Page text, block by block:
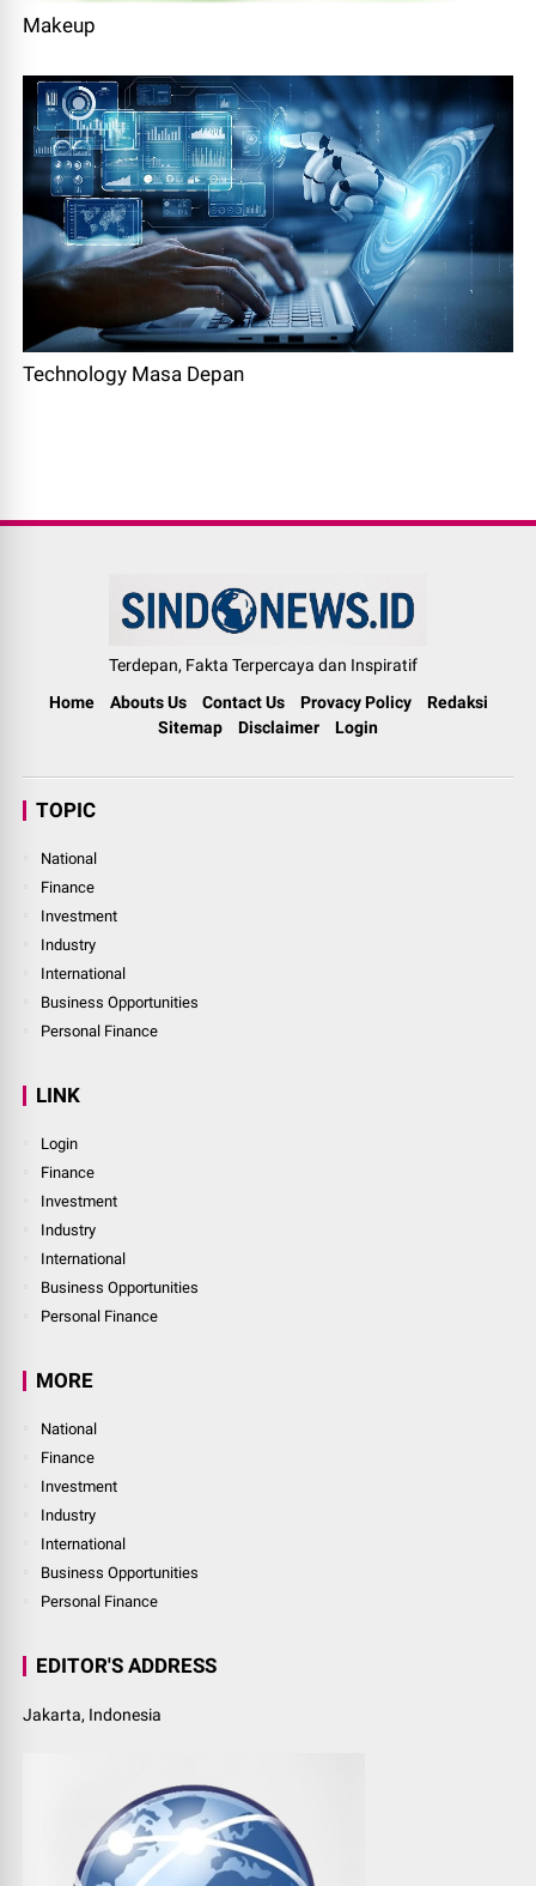
Makeup
Technology Masa Depan
Terdepan, Fakta Terpercaya dan Inspiratif
Home
Abouts Us Contact Us Provacy Policy
Redaksi
Sitemap
Disclaimer Login
TOPIC
National
Finance
Investment
Industry
International
Business Opportunities
Personal Finance
LINK
Login
Finance
Investment
Industry
International
Business Opportunities
Personal Finance
MORE
National
Finance
Investment
Industry
International
Business Opportunities
Personal Finance
EDITOR'S ADDRESS
Jakarta, Indonesia